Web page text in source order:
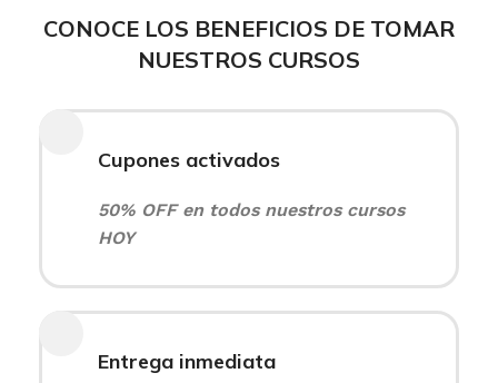
CONOCE LOS BENEFICIOS DE TOMAR
NUESTROS CURSOS
Cupones activados
50% OFF en todos nuestros cursos
HOY
Entrega inmediata